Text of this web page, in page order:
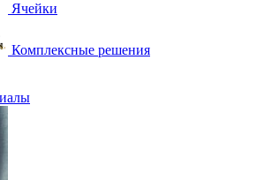
Ячейки
Комплексные решения